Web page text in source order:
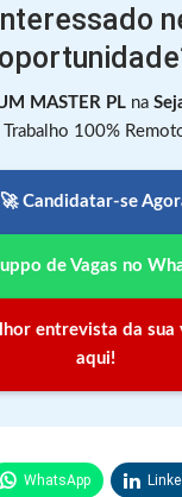
MASTER PL na
Trabalho 100%
🚀 Candidatar-se
de Vagas no
entrevista da sua
aqui!
WhatsApp